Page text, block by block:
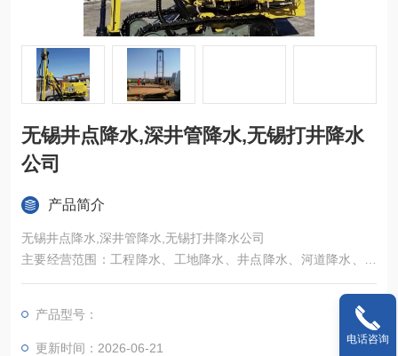
无锡井点降水,深井管降水,无锡打井降水
公司
产品简介
无锡井点降水,深井管降水,无锡打井降水公司
主要经营范围：工程降水、工地降水、井点降水、河道降水、各
种大小型深井降水、快速钻井、各种工厂、公司、集团、深井用
水、岩石井、水利、洗浴中心深井、民用各种深井、林业用水深
井、工地工程打桩、维护桩、路基打桩、桥梁打桩、各种大小工
地桩基等
产品型号：
更新时间：2026-06-21
电话咨询